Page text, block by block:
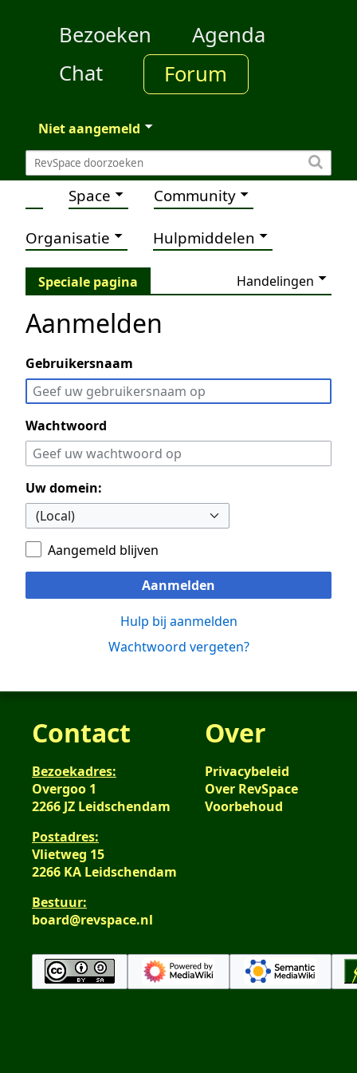
Bezoeken
Agenda
Chat
Forum
Niet aangemeld
Space Community
Organisatie Hulpmiddelen
Speciale pagina Handelingen
Aanmelden
Gebruikersnaam
Wachtwoord
Uw domein:
Aangemeld blijven
Aanmelden
Hulp bij aanmelden
Wachtwoord vergeten?
Contact
Bezoekadres:
Overgoo 1
2266 JZ Leidschendam
Postadres:
Vlietweg 15
2266 KA Leidschendam
Bestuur:
board@revspace.nl
Over
Privacybeleid
Over RevSpace
Voorbehoud